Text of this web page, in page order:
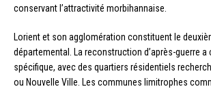
conservant l’attractivité morbihannaise.
Lorient et son agglomération constituent le
départemental. La reconstruction d’après-guerre a
spécifique, avec des quartiers résidentiels
ou Nouvelle Ville. Les communes limitrophes